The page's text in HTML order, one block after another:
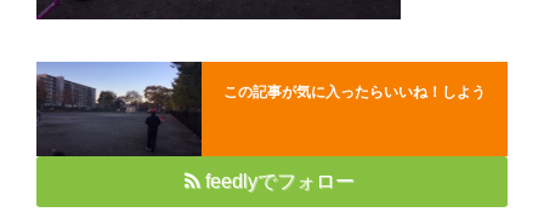
この記事が気に入ったらいいね！しよう
feedlyでフォロー